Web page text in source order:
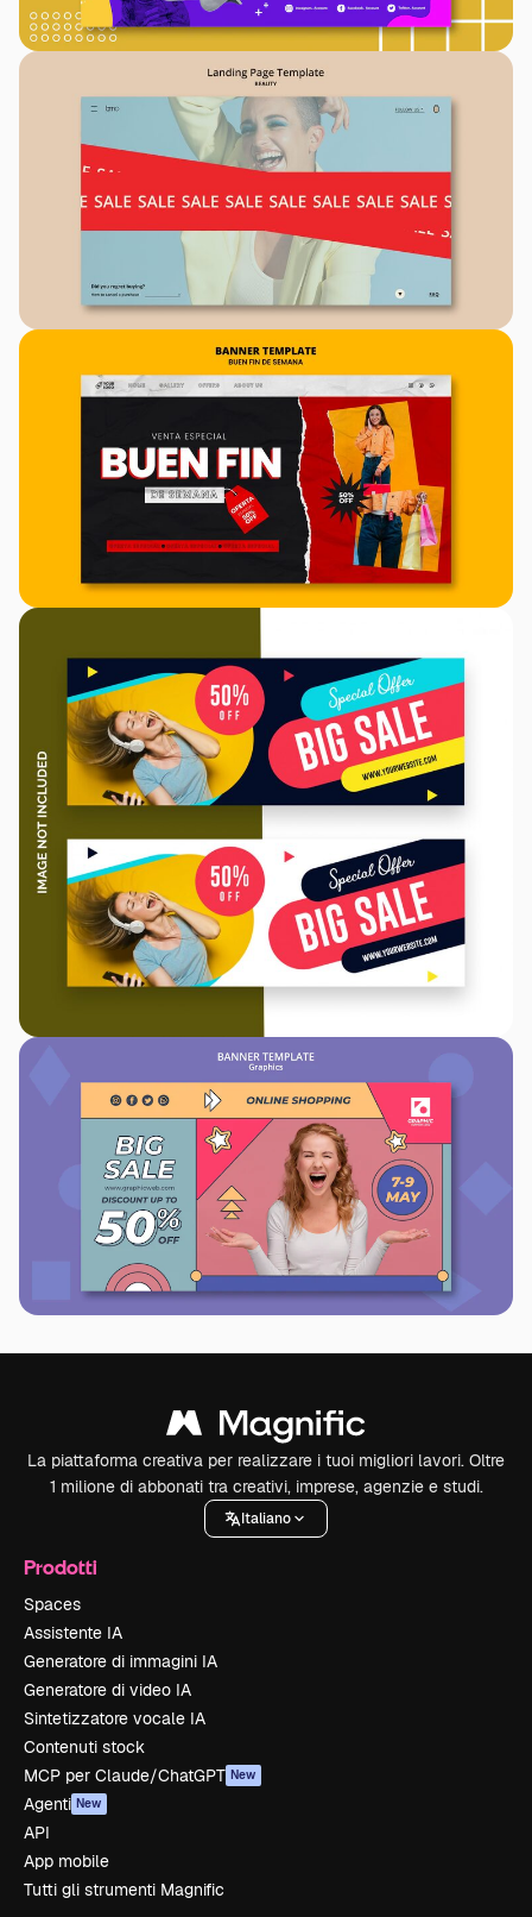
La piattaforma creativa per realizzare i tuoi migliori lavori. Oltre
1 milione di abbonati tra creativi, imprese, agenzie e studi.
Italiano
Prodotti
Spaces
Assistente IA
Generatore di immagini IA
Generatore di video IA
Sintetizzatore vocale IA
Contenuti stock
MCP per Claude/ChatGPT New
Agenti New
API
App mobile
Tutti gli strumenti Magnific